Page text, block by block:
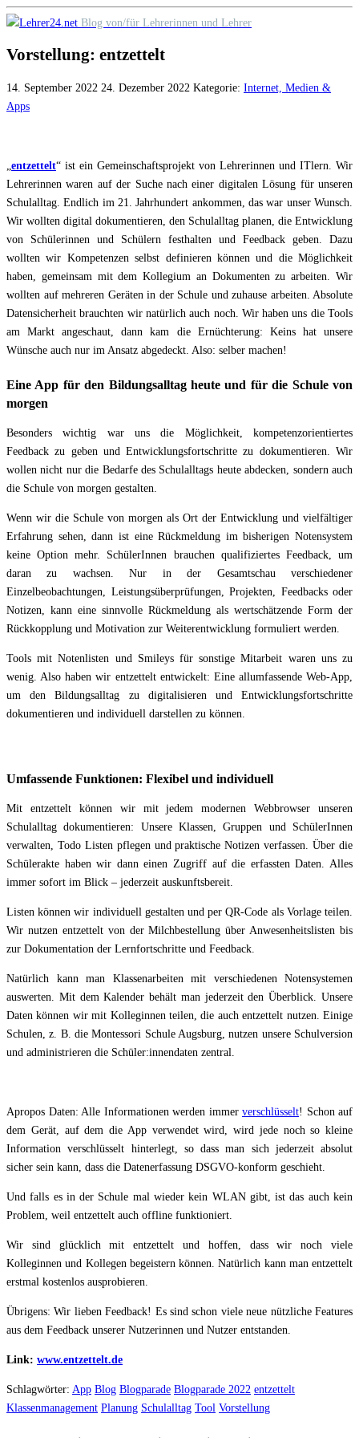
Skip
content
Blog von/für Lehrerinnen und Lehrer
Vorstellung: entzettelt
14. September 2022 24. Dezember 2022 Kategorie: Internet, Medien &
Apps
entzettelt“ ist ein Gemeinschaftsprojekt von Lehrerinnen und ITlern. Wir
Lehrerinnen waren auf der Suche nach einer digitalen Lösung für unseren
Schulalltag. Endlich im 21. Jahrhundert ankommen, das war unser Wunsch.
Wir wollten digital dokumentieren, den Schulalltag planen, die Entwicklung
von Schülerinnen und Schülern festhalten und Feedback geben. Dazu
wollten wir Kompetenzen selbst definieren können und die Möglichkeit
haben, gemeinsam mit dem Kollegium an Dokumenten zu arbeiten. Wir
wollten auf mehreren Geräten in der Schule und zuhause arbeiten. Absolute
Datensicherheit brauchten wir natürlich auch noch. Wir haben uns die Tools
am Markt angeschaut, dann kam die Ernüchterung: Keins hat unsere
Wünsche auch nur im Ansatz abgedeckt. Also: selber machen!
Eine App für den Bildungsalltag heute und für die Schule von
morgen
Besonders wichtig war uns die Möglichkeit, kompetenzorientiertes
Feedback zu geben und Entwicklungsfortschritte zu dokumentieren. Wir
wollen nicht nur die Bedarfe des Schulalltags heute abdecken, sondern auch
die Schule von morgen gestalten.
Wenn wir die Schule von morgen als Ort der Entwicklung und vielfältiger
Erfahrung sehen, dann ist eine Rückmeldung im bisherigen Notensystem
keine Option mehr. SchülerInnen brauchen qualifiziertes Feedback, um
daran zu wachsen. Nur in der Gesamtschau verschiedener
Einzelbeobachtungen, Leistungsüberprüfungen, Projekten, Feedbacks oder
Notizen, kann eine sinnvolle Rückmeldung als wertschätzende Form der
Rückkopplung und Motivation zur Weiterentwicklung formuliert werden.
Tools mit Notenlisten und Smileys für sonstige Mitarbeit waren uns zu
wenig. Also haben wir entzettelt entwickelt: Eine allumfassende Web-App,
um den Bildungsalltag zu digitalisieren und Entwicklungsfortschritte
dokumentieren und individuell darstellen zu können.
Umfassende Funktionen: Flexibel und individuell
Mit entzettelt können wir mit jedem modernen Webbrowser unseren
Schulalltag dokumentieren: Unsere Klassen, Gruppen und SchülerInnen
verwalten, Todo Listen pflegen und praktische Notizen verfassen. Über die
Schülerakte haben wir dann einen Zugriff auf die erfassten Daten. Alles
immer sofort im Blick – jederzeit auskunftsbereit.
Listen können wir individuell gestalten und per QR-Code als Vorlage teilen.
Wir nutzen entzettelt von der Milchbestellung über Anwesenheitslisten bis
zur Dokumentation der Lernfortschritte und Feedback.
Natürlich kann man Klassenarbeiten mit verschiedenen Notensystemen
auswerten. Mit dem Kalender behält man jederzeit den Überblick. Unsere
Daten können wir mit Kolleginnen teilen, die auch entzettelt nutzen. Einige
Schulen, z. B. die Montessori Schule Augsburg, nutzen unsere Schulversion
und administrieren die Schüler:innendaten zentral.
Apropos Daten: Alle Informationen werden immer verschlüsselt! Schon auf
dem Gerät, auf dem die App verwendet wird, wird jede noch so kleine
Information verschlüsselt hinterlegt, so dass man sich jederzeit absolut
sicher sein kann, dass die Datenerfassung DSGVO-konform geschieht.
Und falls es in der Schule mal wieder kein WLAN gibt, ist das auch kein
Problem, weil entzettelt auch offline funktioniert.
Wir sind glücklich mit entzettelt und hoffen, dass wir noch viele
Kolleginnen und Kollegen begeistern können. Natürlich kann man entzettelt
erstmal kostenlos ausprobieren.
Übrigens: Wir lieben Feedback! Es sind schon viele neue nützliche Features
aus dem Feedback unserer Nutzerinnen und Nutzer entstanden.
Link: www.entzettelt.de
Schlagwörter: App Blog Blogparade Blogparade 2022 entzettelt
Klassenmanagement Planung Schulalltag Tool Vorstellung